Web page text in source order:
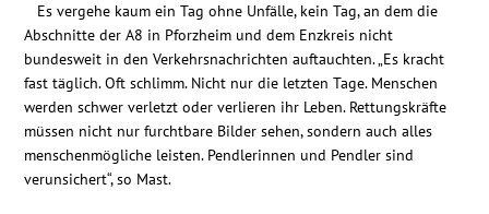
Pressemitteilungen
Reden
Debattenbeiträge
Es vergehe kaum ein Tag ohne Unfälle, kein Tag, an dem die
Abschnitte der A8 in Pforzheim und dem Enzkreis nicht
bundesweit in den Verkehrsnachrichten auftauchten. „Es kracht
fast täglich. Oft schlimm. Nicht nur die letzten Tage. Menschen
werden schwer verletzt oder verlieren ihr Leben. Rettungskräfte
müssen nicht nur furchtbare Bilder sehen, sondern auch alles
menschenmögliche leisten. Pendlerinnen und Pendler sind
verunsichert“, so Mast.